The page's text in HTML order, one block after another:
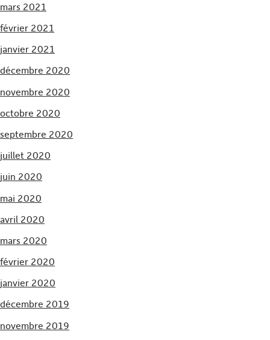
mars 2021
février 2021
janvier 2021
décembre 2020
novembre 2020
octobre 2020
septembre 2020
juillet 2020
juin 2020
mai 2020
avril 2020
mars 2020
février 2020
janvier 2020
décembre 2019
novembre 2019